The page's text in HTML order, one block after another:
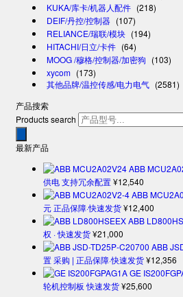
KUKA/库卡/机器人配件 (218)
DEIF/丹控/控制器 (107)
RELIANCE/瑞联/模块 (194)
HITACHI/日立/卡件 (64)
MOOG /穆格/控制器/加密狗 (103)
xycom (173)
其他品牌/温控传感/电力电气 (2581)
产品搜索
Products search
最新产品
ABB
供电 支持冗余配置¥12,540
ABB
元 正品保障·快速发货¥12,400
ABB
权 · 快速发货¥21,000
ABB
置 采购 | 正品保障·快速发货¥12,356
GE
轮机控制板 快速发货¥25,600